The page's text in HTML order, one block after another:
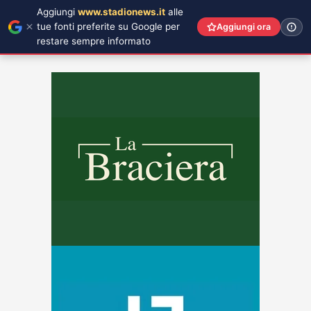
Aggiungi www.stadionews.it alle
tue fonti preferite su Google per
restare sempre informato
Aggiungi ora